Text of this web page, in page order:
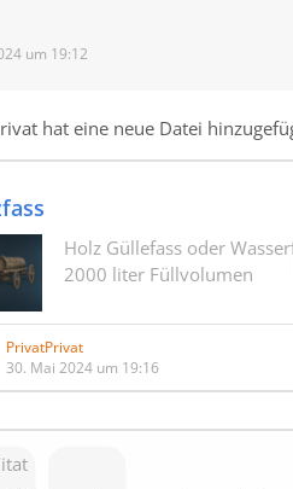
um 19:12
hat eine neue Datei
Holz Güllefass oder
2000 liter Füllvolumen
PrivatPrivat
30. Mai 2024 um 19:16